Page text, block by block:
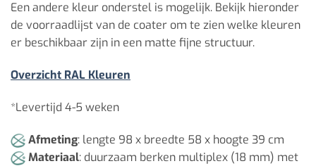
Een andere kleur onderstel is mogelijk. Bekijk hieronder
de voorraadlijst van de coater om te zien welke kleuren
er beschikbaar zijn in een matte fijne structuur.
Overzicht RAL Kleuren
*Levertijd 4-5 weken
Afmeting: lengte 98 x breedte 58 x hoogte 39 cm
Materiaal: duurzaam berken multiplex (18 mm) met